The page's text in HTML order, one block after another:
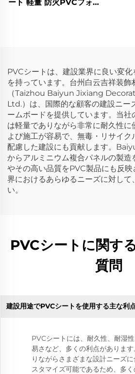
ート 軽量 防火PVCフォー
PVCシートは、建設業界に良い変
を持っています。台州白云吉祥装飾
（Taizhou Baiyun Jixiang
Ltd.）は、国際的な顧客の建設ニー
ームボードを提供しています。当社
は軽量でありながら非常に耐久性に
よび施工が容易で、無毒・リサイク
配慮した建設にも貢献します。
からアルミニウム複合パネルの製造
やその高い品質をPVC製品にも反
界におけるあらゆるニーズに対して
い。
PVCシートに関す
質問
建設用途でPVCシートを使用する主な利
PVCシートには、耐久性、耐湿
易さなど、多くの利点がありま
りながらさまざまな設計ニーズ
スタマイズ可能であるため、多